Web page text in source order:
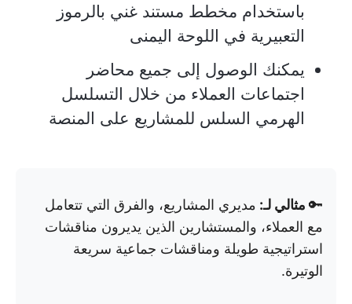
باستخدام مخطط مستند غني بالرموز
التعبيرية في اللوحة اليمنى
يمكنك الوصول إلى جميع محاضر
اجتماعات العملاء من خلال التسلسل
الهرمي السلس للمشاريع على المنصة
🔑 مثالي لـ: مديري المشاريع، والفرق التي تتعامل
مع العملاء، والمستشارين الذين يديرون مناقشات
استراتيجية طويلة ومناقشات جماعية سريعة
الوتيرة.